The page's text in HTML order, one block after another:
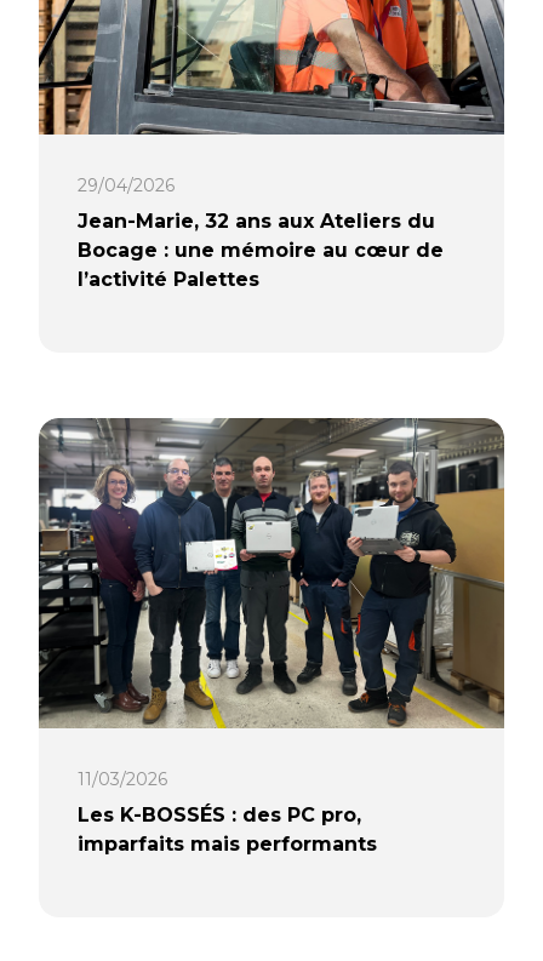
Lire la suite…
29/04/2026
Jean-Marie, 32 ans aux Ateliers du
Bocage : une mémoire au cœur de
l’activité Palettes
aujourd’hui le salarié avec le plus
d’ancienneté. Plus de 30 ans passés
sur le terrain, à voir l’entreprise
évoluer, se structurer et grandir
autour de l’activité palettes. Au fil des
années, il est devenu un repère pour
les équipes. Quelqu’un que tout le
monde connaît, que l’on croise, que
l’on salue, et qui fait partie du
quotidien.
Lire la suite…
11/03/2026
Les K-BOSSÉS : des PC pro,
imparfaits mais performants